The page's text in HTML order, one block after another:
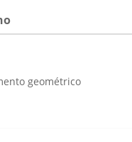
geométrico